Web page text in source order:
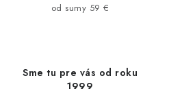
od sumy 59 €
Sme tu pre vás od roku
1999